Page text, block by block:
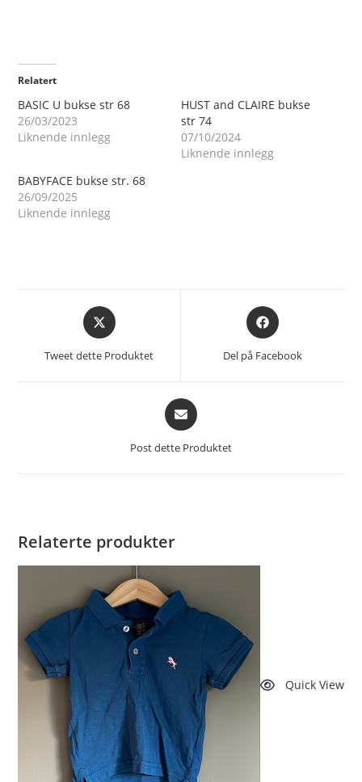
Relatert
BASIC U bukse str 68
26/03/2023
Liknende innlegg
HUST and CLAIRE bukse
str 74
07/10/2024
Liknende innlegg
BABYFACE bukse str. 68
26/09/2025
Liknende innlegg
Åpnes
i
nytt
Tweet dette Produktet
Åpnes
i
et
nytt
Del på Facebook
Åpnes
i
nytt
Post dette Produktet
Relaterte produkter
Quick View